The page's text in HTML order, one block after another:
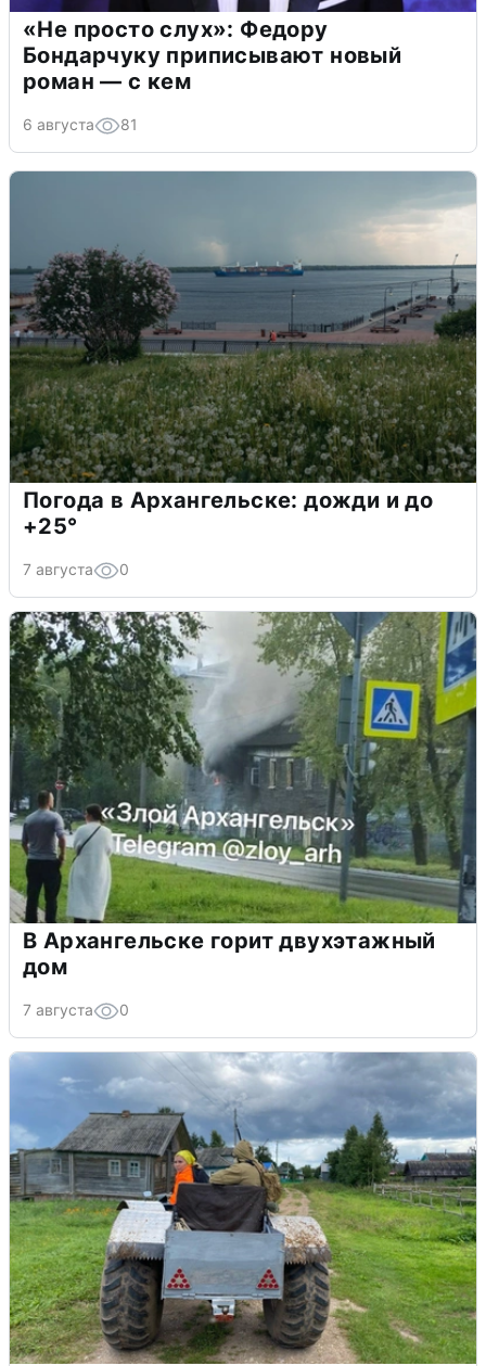
«Не просто слух»: Федору
Бондарчуку приписывают новый
роман — с кем
6 августа 81
Погода в Архангельске: дожди и до
+25°
7 августа 0
В Архангельске горит двухэтажный
дом
7 августа 0